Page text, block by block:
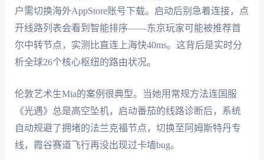
户需切换海外AppStore账号下载。启动后别急着连接，点
开线路列表会看到智能排序——东京玩家可能被推荐首
尔中转节点，实测比直连上海快40ms。这背后是实时分
析全球26个核心枢纽的路由状况。
伦敦艺术生Mia的案例很典型。当她用常规方法连国服
《光遇》总是高空坠机，启动番茄的线路诊断后，系统
自动规避了拥堵的法兰克福节点，切换至阿姆斯特丹专
线，霞谷赛道飞行再没出现过卡墙bug。